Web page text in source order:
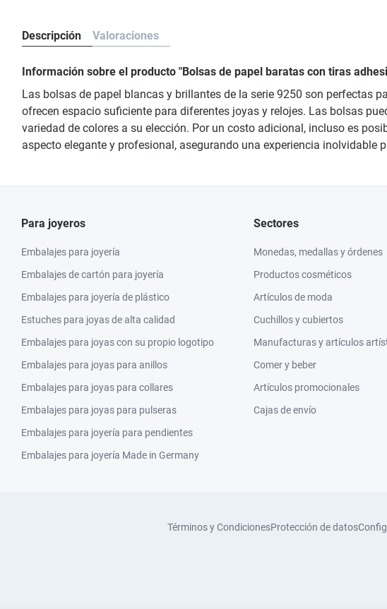
Descripción Valoraciones
Información sobre el producto "Bolsas de papel baratas con tiras
Las bolsas de papel blancas y brillantes de la serie 9250 son perfectas
ofrecen espacio suficiente para diferentes joyas y relojes. Las bolsas
variedad de colores a su elección. Por un costo adicional, incluso es
aspecto elegante y profesional, asegurando una experiencia inolvidable
Para joyeros
Embalajes para joyería
Embalajes de cartón para joyería
Embalajes para joyería de plástico
Estuches para joyas de alta calidad
Embalajes para joyas con su propio logotipo
Embalajes para joyas para anillos
Embalajes para joyas para collares
Embalajes para joyas para pulseras
Embalajes para joyería para pendientes
Embalajes para joyería Made in Germany
Sectores
Monedas, medallas y órdenes
Productos cosméticos
Artículos de moda
Cuchillos y cubiertos
Manufacturas y artículos
Comer y beber
Artículos promocionales
Cajas de envío
Términos y CondicionesProtección de datos